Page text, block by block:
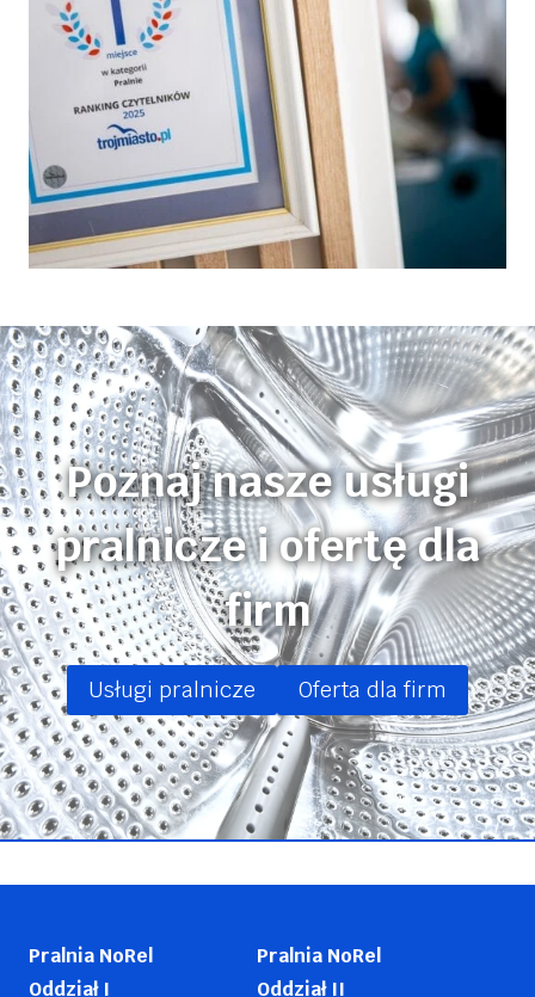
Poznaj nasze usługi
pralnicze i ofertę dla
firm
Usługi pralnicze Oferta dla firm
Pralnia NoRel
Oddział I
Pralnia NoRel
Oddział II